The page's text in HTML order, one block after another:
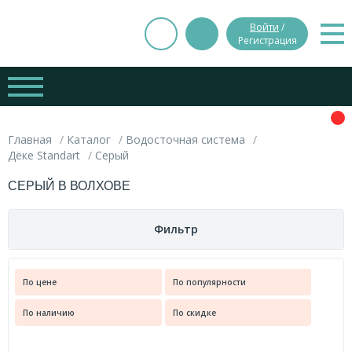
Войти /
Регистрация
Главная Каталог
Водосточная система
Дёке Standart
Серый
СЕРЫЙ В ВОЛХОВЕ
Фильтр
Цена
Вес
По цене По популярности
По наличию По скидке